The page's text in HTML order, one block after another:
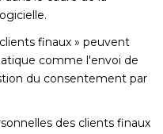
finaux » peuvent
comme l'envoi de
du consentement par
des clients finaux